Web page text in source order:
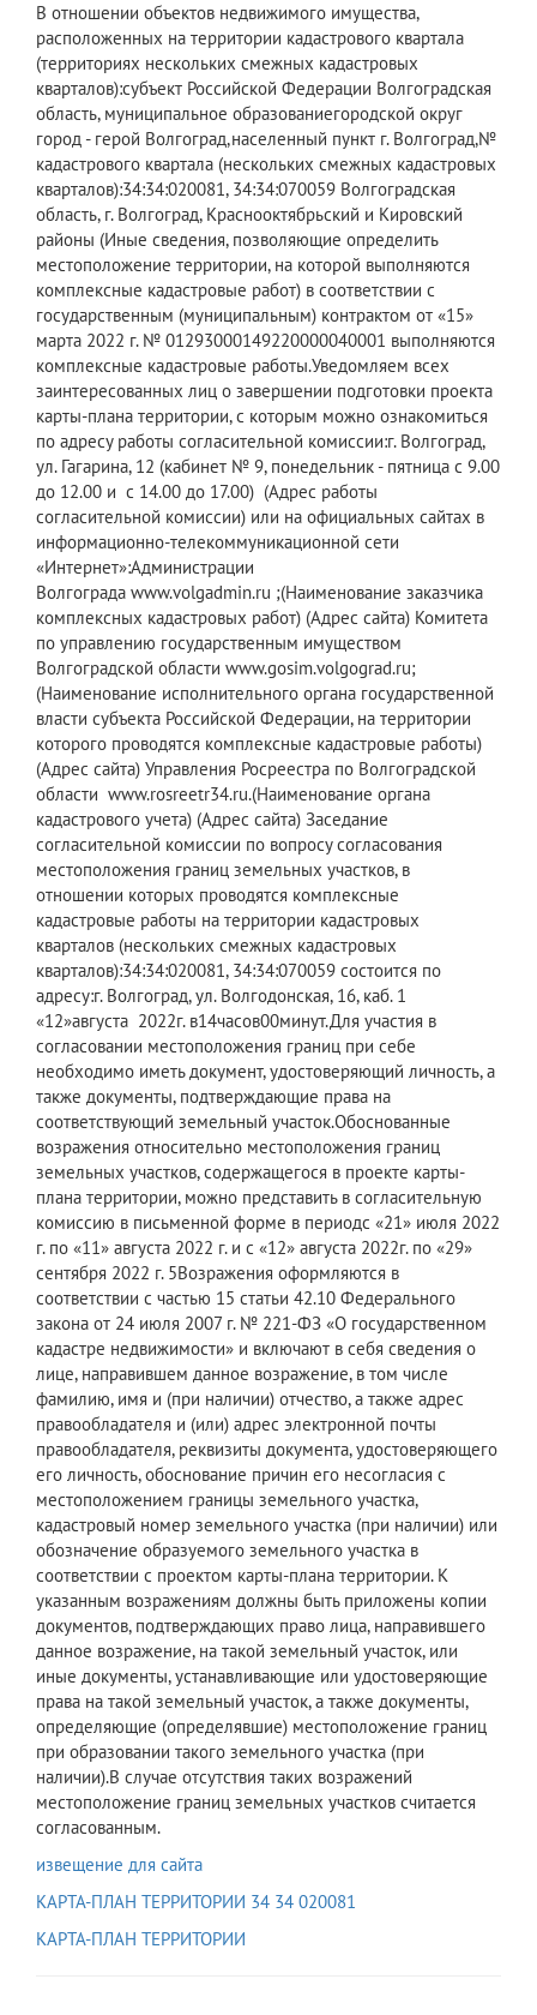
В отношении объектов недвижимого имущества,
расположенных на территории кадастрового квартала
(территориях нескольких смежных кадастровых
кварталов):субъект Российской Федерации Волгоградская
область, муниципальное образованиегородской округ
город - герой Волгоград,населенный пункт г. Волгоград,№
кадастрового квартала (нескольких смежных кадастровых
кварталов):34:34:020081, 34:34:070059 Волгоградская
область, г. Волгоград, Краснооктябрьский и Кировский
районы (Иные сведения, позволяющие определить
местоположение территории, на которой выполняются
комплексные кадастровые работ) в соответствии с
государственным (муниципальным) контрактом от «15»
марта 2022 г. № 01293000149220000040001 выполняются
комплексные кадастровые работы.Уведомляем всех
заинтересованных лиц о завершении подготовки проекта
карты-плана территории, с которым можно ознакомиться
по адресу работы согласительной комиссии:г. Волгоград,
ул. Гагарина, 12 (кабинет № 9, понедельник - пятница с 9.00
до 12.00 и с 14.00 до 17.00) (Адрес работы
согласительной комиссии) или на официальных сайтах в
информационно-телекоммуникационной сети
«Интернет»:Администрации
Волгограда www.volgadmin.ru ;(Наименование заказчика
комплексных кадастровых работ) (Адрес сайта) Комитета
по управлению государственным имуществом
Волгоградской области www.gosim.volgograd.ru;
(Наименование исполнительного органа государственной
власти субъекта Российской Федерации, на территории
которого проводятся комплексные кадастровые работы)
(Адрес сайта) Управления Росреестра по Волгоградской
области www.rosreetr34.ru.(Наименование органа
кадастрового учета) (Адрес сайта) Заседание
согласительной комиссии по вопросу согласования
местоположения границ земельных участков, в
отношении которых проводятся комплексные
кадастровые работы на территории кадастровых
кварталов (нескольких смежных кадастровых
кварталов):34:34:020081, 34:34:070059 состоится по
адресу:г. Волгоград, ул. Волгодонская, 16, каб. 1
«12»августа 2022г. в14часов00минут.Для участия в
согласовании местоположения границ при себе
необходимо иметь документ, удостоверяющий личность, а
также документы, подтверждающие права на
соответствующий земельный участок.Обоснованные
возражения относительно местоположения границ
земельных участков, содержащегося в проекте карты-
плана территории, можно представить в согласительную
комиссию в письменной форме в периодс «21» июля 2022
г. по «11» августа 2022 г. и с «12» августа 2022г. по «29»
сентября 2022 г. 5Возражения оформляются в
соответствии с частью 15 статьи 42.10 Федерального
закона от 24 июля 2007 г. № 221-ФЗ «О государственном
кадастре недвижимости» и включают в себя сведения о
лице, направившем данное возражение, в том числе
фамилию, имя и (при наличии) отчество, а также адрес
правообладателя и (или) адрес электронной почты
правообладателя, реквизиты документа, удостоверяющего
его личность, обоснование причин его несогласия с
местоположением границы земельного участка,
кадастровый номер земельного участка (при наличии) или
обозначение образуемого земельного участка в
соответствии с проектом карты-плана территории. К
указанным возражениям должны быть приложены копии
документов, подтверждающих право лица, направившего
данное возражение, на такой земельный участок, или
иные документы, устанавливающие или удостоверяющие
права на такой земельный участок, а также документы,
определяющие (определявшие) местоположение границ
при образовании такого земельного участка (при
наличии).В случае отсутствия таких возражений
местоположение границ земельных участков считается
согласованным.
извещение для сайта
КАРТА-ПЛАН ТЕРРИТОРИИ 34 34 020081
КАРТА-ПЛАН ТЕРРИТОРИИ